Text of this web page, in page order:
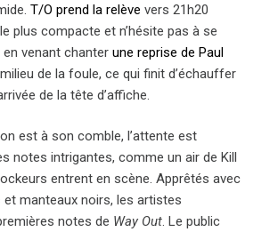
T/O prend la relève vers 21h20
plus compacte et n’hésite pas à se
en venant chanterune reprise de Paul
de la foule, ce qui finit d’échauffer
de la tête d’affiche.
est à son comble, l’attente est
notes intrigantes, comme un air de Kill
entrent en scène. Apprêtés avec
manteaux noirs, les artistes
notes de Way Out. Le public